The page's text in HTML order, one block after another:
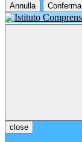
Annulla Conferma
close